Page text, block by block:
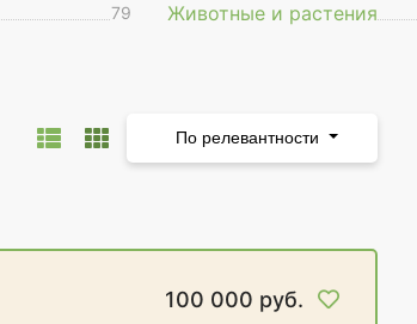
79 Животные и растения
По релевантности
100 000 руб.